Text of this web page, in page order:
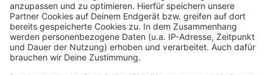
Anzeige
Hamstern NICHT notwendig
Anzeige